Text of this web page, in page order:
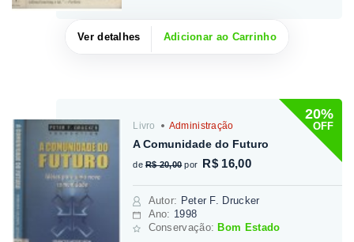
Ver detalhes Adicionar ao Carrinho
20%
OFF
Livro Administração
A Comunidade do Futuro
de R$ 20,00 por R$ 16,00
Autor: Peter F. Drucker
Ano: 1998
Conservação: Bom Estado